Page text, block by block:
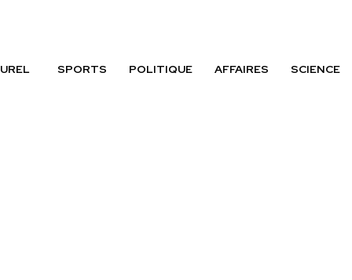
SPORTS POLITIQUE AFFAIRES SCIENCE